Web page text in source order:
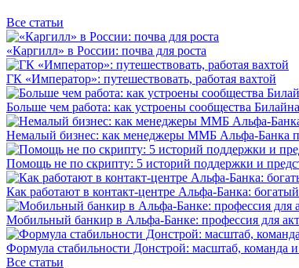
Все статьи
«Каргилл» в России: почва для роста
ГК «Император»: путешествовать, работая вахтой
Больше чем работа: как устроены сообщества Билайна
Немалый бизнес: как менеджеры ММБ Альфа-Банка
Помощь не по скрипту: 5 историй поддержки и
Как работают в контакт-центре Альфа-Банка:
Мобильный банкир в Альфа-Банке: профессия для
Формула стабильности Донстрой: масштаб, команда
Все статьи